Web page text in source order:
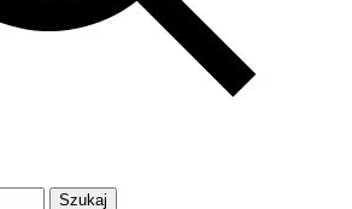
Szukaj